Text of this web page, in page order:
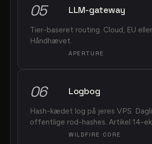
05 LLM-gateway
Tier-baseret routing. Cloud, EU
Håndhævet.
APERTURE
06 Logbog
Hash-kædet log på jeres VPS.
offentlige rod-hashes. Artikel 14-
WILDFIRE CORE